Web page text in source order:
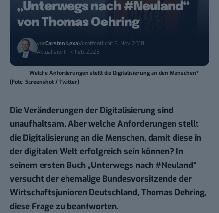
„Unterwegs nach #Neuland“
von Thomas Oehring
vonCarsten LexaVeröffentlicht: 8. Nov. 2018
Aktualisiert: 17. Feb. 2025
Welche Anforderungen stellt die Digitalisierung an den Menschen?
(Foto: Screenshot / Twitter)
Die Veränderungen der Digitalisierung sind
unaufhaltsam. Aber welche Anforderungen stellt
die Digitalisierung an die Menschen, damit diese in
der digitalen Welt erfolgreich sein können? In
seinem ersten Buch „Unterwegs nach #Neuland“
versucht der ehemalige Bundesvorsitzende der
Wirtschaftsjunioren Deutschland, Thomas Oehring,
diese Frage zu beantworten.